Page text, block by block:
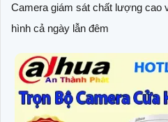
Camera giám sát chất lượng cao
hình cả ngày lẫn đêm